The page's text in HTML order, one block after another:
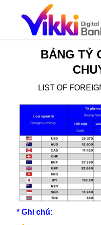
BẢNG TỶ
LIST OF
* Ghi chú: